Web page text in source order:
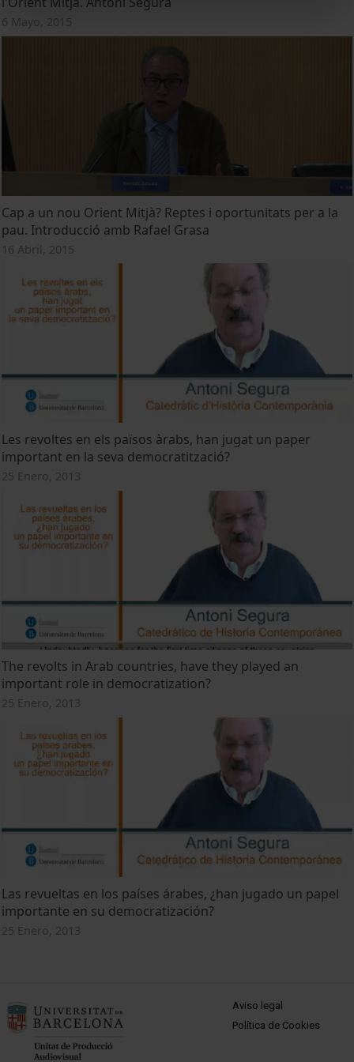
6 Mayo, 2015
Cap a un nou Orient Mitjà? Reptes i oportunitats per a la
pau. Introducció amb Rafael Grasa
16 Abril, 2015
Les revoltes en els països àrabs, han jugat un paper
important en la seva democratització?
25 Enero, 2013
The revolts in Arab countries, have they played an
important role in democratization?
25 Enero, 2013
Las revueltas en los países árabes, ¿han jugado un papel
importante en su democratización?
25 Enero, 2013
MENÚ PEU 1
Aviso legal
Política de Cookies